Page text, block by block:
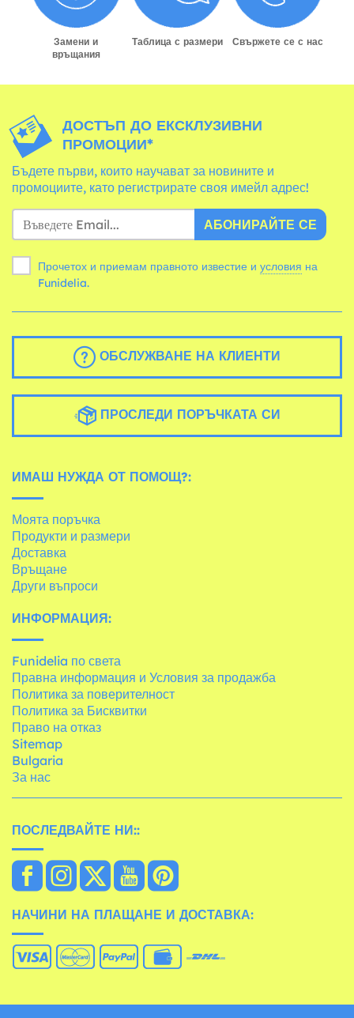
Замени и
връщания
Таблица с размери Свържете се с нас
ДОСТЪП ДО ЕКСКЛУЗИВНИ
ПРОМОЦИИ*
Бъдете първи, които научават за новините и
промоциите, като регистрирате своя имейл адрес!
АБОНИРАЙТЕ СЕ
Прочетох и приемам правното известие и условия
Funidelia.
ОБСЛУЖВАНЕ НА КЛИЕНТИ
ПРОСЛЕДИ ПОРЪЧКАТА СИ
ИМАШ НУЖДА ОТ ПОМОЩ?:
Моята поръчка
Продукти и размери
Доставка
Връщане
Други въпроси
ИНФОРМАЦИЯ:
Funidelia по света
Правна информация и Условия за продажба
Политика за поверителност
Политика за Бисквитки
Право на отказ
Sitemap
Bulgaria
За нас
ПОСЛЕДВАЙТЕ НИ::
НАЧИНИ НА ПЛАЩАНЕ И ДОСТАВКА: